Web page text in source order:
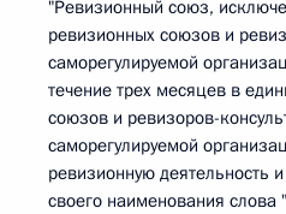
"Ревизионный союз,
ревизионных союзов и
саморегулируемой
течение трех месяцев в
союзов и ревизоров-
саморегулируемой
ревизионную деятельность
своего наименования